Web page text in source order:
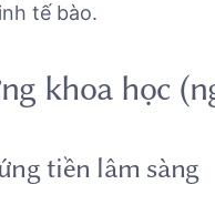
tế bào.
khoa học
tiền lâm sàng